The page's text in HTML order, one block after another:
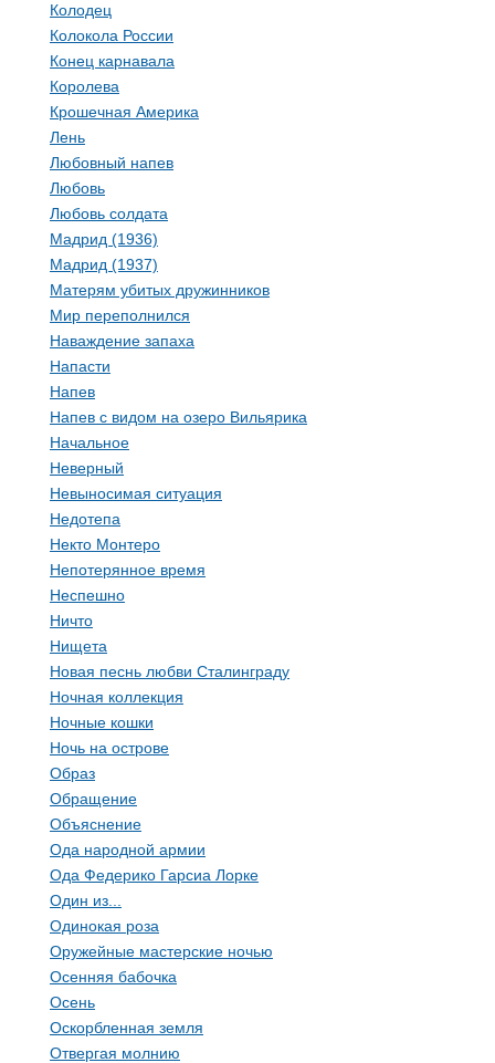
Колодец
Колокола России
Конец карнавала
Королева
Крошечная Америка
Лень
Любовный напев
Любовь
Любовь солдата
Мадрид (1936)
Мадрид (1937)
Матерям убитых дружинников
Мир переполнился
Наваждение запаха
Напасти
Напев
Напев с видом на озеро Вильярика
Начальное
Неверный
Невыносимая ситуация
Недотепа
Некто Монтеро
Непотерянное время
Неспешно
Ничто
Нищета
Новая песнь любви Сталинграду
Ночная коллекция
Ночные кошки
Ночь на острове
Образ
Обращение
Объяснение
Ода народной армии
Ода Федерико Гарсиа Лорке
Один из...
Одинокая роза
Оружейные мастерские ночью
Осенняя бабочка
Осень
Оскорбленная земля
Отвергая молнию